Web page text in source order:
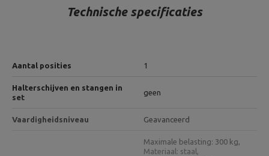
Technische specificaties
Aantal posities 1
Halterschijven en stangen in
set
geen
Vaardigheidsniveau Geavanceerd
Maximale belasting: 300 kg,
Materiaal: staal,